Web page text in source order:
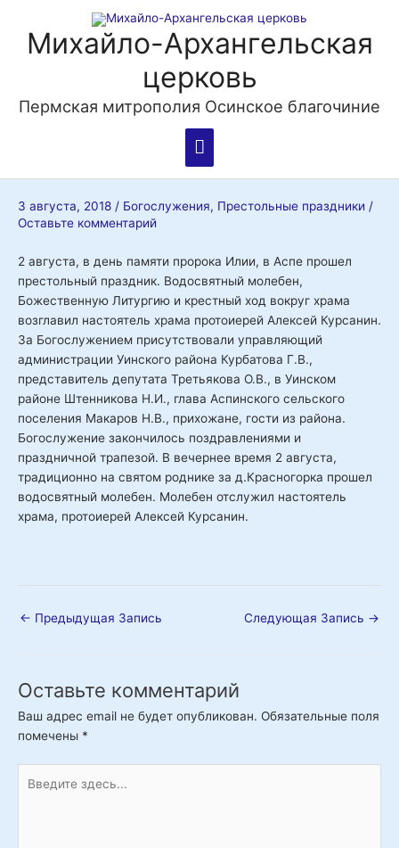
содержимому
Михайло-Архангельская
церковь
Пермская митрополия Осинское благочиние
Главное
меню
3 августа, 2018 / Богослужения, Престольные праздники /
Оставьте комментарий
2 августа, в день памяти пророка Илии, в Аспе прошел
престольный праздник. Водосвятный молебен,
Божественную Литургию и крестный ход вокруг храма
возглавил настоятель храма протоиерей Алексей Курсанин.
За Богослужением присутствовали управляющий
администрации Уинского района Курбатова Г.В.,
представитель депутата Третьякова О.В., в Уинском
районе Штенникова Н.И., глава Аспинского сельского
поселения Макаров Н.В., прихожане, гости из района.
Богослужение закончилось поздравлениями и
праздничной трапезой. В вечернее время 2 августа,
традиционно на святом роднике за д.Красногорка прошел
водосвятный молебен. Молебен отслужил настоятель
храма, протоиерей Алексей Курсанин.
по
записям
← Предыдущая Запись Следующая Запись →
Оставьте комментарий
Ваш адрес email не будет опубликован. Обязательные поля
помечены *
здесь...